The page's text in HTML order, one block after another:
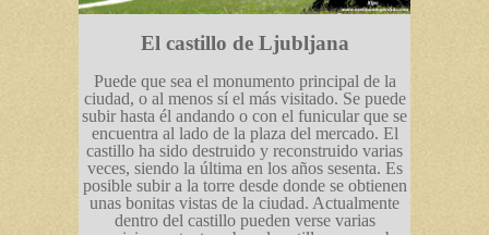
El castillo de Ljubljana
Puede que sea el monumento principal de la
ciudad, o al menos sí el más visitado. Se puede
subir hasta él andando o con el funicular que se
encuentra al lado de la plaza del mercado. El
castillo ha sido destruido y reconstruido varias
veces, siendo la última en los años sesenta. Es
posible subir a la torre desde donde se obtienen
unas bonitas vistas de la ciudad. Actualmente
dentro del castillo pueden verse varias